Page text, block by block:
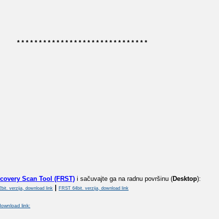
* * * * * * * * * * * * * * * * * * * * * * * * * * * * * *
Scan Tool (FRST) i sačuvajte ga na radnu površinu (Desktop):
verzija, download link FRST 64bit. verzija, download link
link: